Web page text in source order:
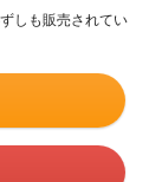
しも販売されてい